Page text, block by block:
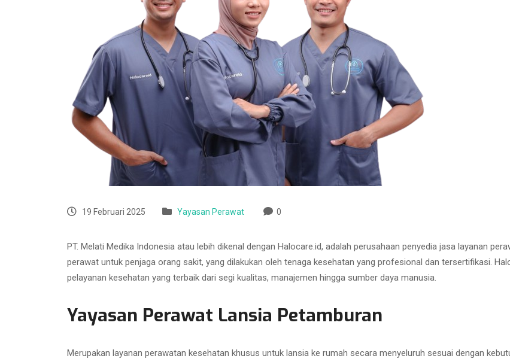
19 Februari 2025 Yayasan Perawat 0
PT. Melati Medika Indonesia atau lebih dikenal dengan Halocare.id, adalah perusahaan penyedia jasa layanan
perawat untuk penjaga orang sakit, yang dilakukan oleh tenaga kesehatan yang profesional dan tersertifikasi.
pelayanan kesehatan yang terbaik dari segi kualitas, manajemen hingga sumber daya manusia.
Yayasan Perawat Lansia Petamburan
Merupakan layanan perawatan kesehatan khusus untuk lansia ke rumah secara menyeluruh sesuai dengan